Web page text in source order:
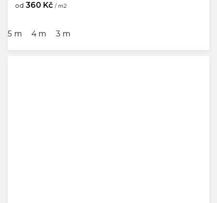
od 360 Kč / m2
5 m 4 m 3 m